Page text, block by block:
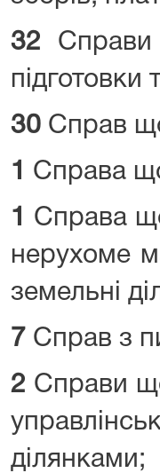
32 Справи
підготовки
30 Справ
1 Справа
1
Справа
нерухоме
земельні
7 Справ з
2 Справи
ділянками;